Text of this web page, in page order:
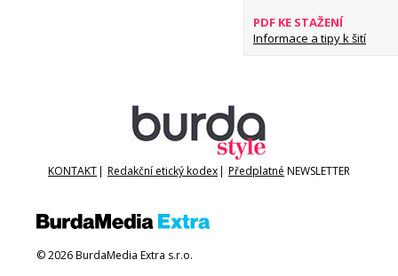
PDF KE STAŽENÍ
Informace a tipy k šití
KONTAKT| Redakční etický kodex| Předplatné NEWSLETTER
© 2026 BurdaMedia Extra s.r.o.